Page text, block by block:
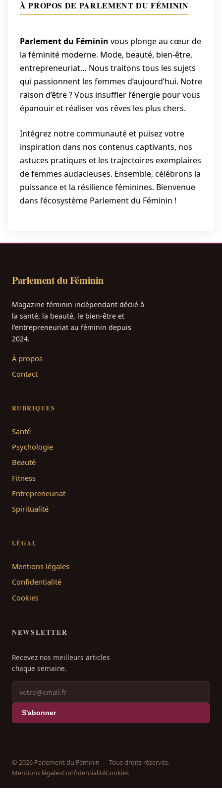
À PROPOS DE PARLEMENT DU FÉMININ
Parlement du Féminin vous plonge au cœur de
la féminité moderne. Mode, beauté, bien-être,
entrepreneuriat… Nous traitons tous les sujets
qui passionnent les femmes d’aujourd’hui. Notre
raison d’être ? Vous insuffler l’énergie pour vous
épanouir et réaliser vos rêves les plus chers.
Intégrez notre communauté et puisez votre
inspiration dans nos contenus captivants, nos
astuces pratiques et les trajectoires exemplaires
de femmes audacieuses. Ensemble, célébrons la
puissance et la résilience féminines. Bienvenue
dans l’écosystème Parlement du Féminin !
Parlement du Féminin
Magazine féminin indépendant dédié à
la santé, la beauté, le bien-être et
l'entrepreneuriat au féminin depuis
2024.
À propos
Contact
RUBRIQUES
Santé
Psychologie
Beauté
Fitness
Entrepreneuriat
Spiritualité
LÉGAL
Mentions légales
Confidentialité
Cookies
NEWSLETTER
Recevez nos meilleurs articles
chaque semaine.
S'abonner
© 2026 Parlement du Féminin — Tous droits réservés.
Mentions légalesConfidentialitéCookies